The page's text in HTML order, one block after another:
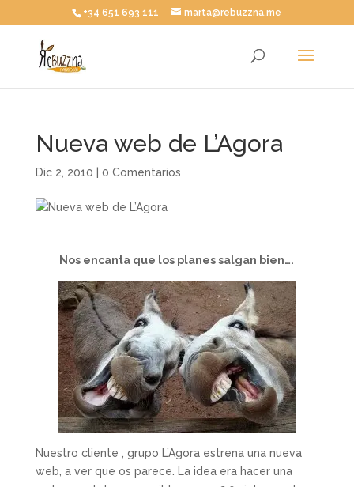
+34 651 693 111 marta@rebuzzna.me
Nueva web de L’Agora
Dic 2, 2010 0 Comentarios
Nos encanta que los planes salgan bien….
Nuestro cliente , grupo L’Agora estrena una nueva
web, a ver que os parece. La idea era hacer una